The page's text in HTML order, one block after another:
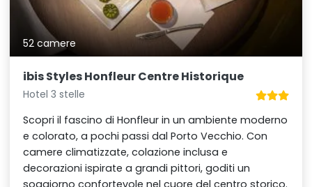
52 camere
ibis Styles Honfleur Centre Historique
Hotel 3 stelle
Scopri il fascino di Honfleur in un ambiente moderno
e colorato, a pochi passi dal Porto Vecchio. Con
camere climatizzate, colazione inclusa e
decorazioni ispirate a grandi pittori, goditi un